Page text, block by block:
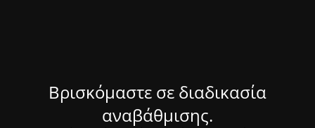
Βρισκόμαστε σε διαδικασία
αναβάθμισης.